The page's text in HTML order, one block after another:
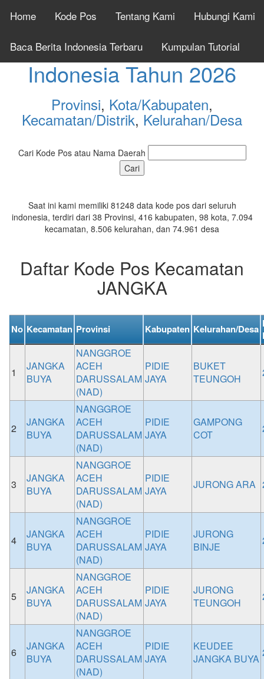
Home Kode Pos Tentang Kami Hubungi Kami
Baca Berita Indonesia Terbaru Kumpulan Tutorial
Cek Kode Pos Seluruh
Indonesia Tahun 2026
Provinsi, Kota/Kabupaten,
Kecamatan/Distrik, Kelurahan/Desa
Cari Kode Pos atau Nama Daerah
Saat ini kami memiliki 81248 data kode pos dari seluruh
indonesia, terdiri dari 38 Provinsi, 416 kabupaten, 98 kota, 7.094
kecamatan, 8.506 kelurahan, dan 74.961 desa
Daftar Kode Pos Kecamatan
JANGKA
No Kecamatan Provinsi Kabupaten Kelurahan/Desa
1
JANGKA
BUYA
NANGGROE
ACEH
DARUSSALAM
(NAD)
PIDIE
JAYA
BUKET
TEUNGOH
2
JANGKA
BUYA
NANGGROE
ACEH
DARUSSALAM
(NAD)
PIDIE
JAYA
GAMPONG
COT
3
JANGKA
BUYA
NANGGROE
ACEH
DARUSSALAM
(NAD)
PIDIE
JAYA
JURONG ARA
4
JANGKA
BUYA
NANGGROE
ACEH
DARUSSALAM
(NAD)
PIDIE
JAYA
JURONG
BINJE
5
JANGKA
BUYA
NANGGROE
ACEH
DARUSSALAM
(NAD)
PIDIE
JAYA
JURONG
TEUNGOH
6
JANGKA
BUYA
NANGGROE
ACEH
DARUSSALAM
(NAD)
PIDIE
JAYA
KEUDEE
JANGKA BUYA